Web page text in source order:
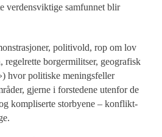
verdensviktige samfunnet blir
politivold, rop om lov
regelrette borgermilitser, geografisk
hvor politiske meningsfeller
gjerne i forstedene utenfor de
kompliserte storbyene – konflikt-